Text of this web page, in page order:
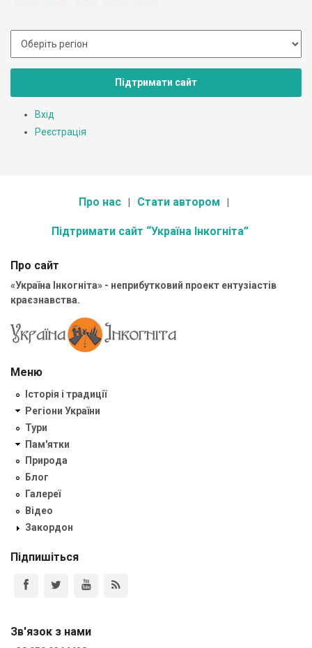
Підтримати сайт
Вхід
Реєстрація
Про нас Стати автором
Підтримати сайт “Україна Інкогніта”
Про сайт
«Україна Інкогніта» - неприбутковий проект ентузіастів
краєзнавства.
Меню
Історія і традиції
Регіони України
Тури
Пам'ятки
Природа
Блог
Галереї
Відео
Закордон
Підпишіться
Зв'язок з нами